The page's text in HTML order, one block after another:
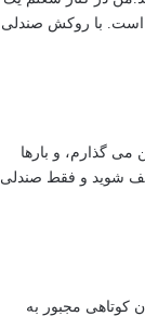
است. با روکش صندلی
گذارم، و بارها
شوید و فقط صندلی
کوتاهی مجبور به